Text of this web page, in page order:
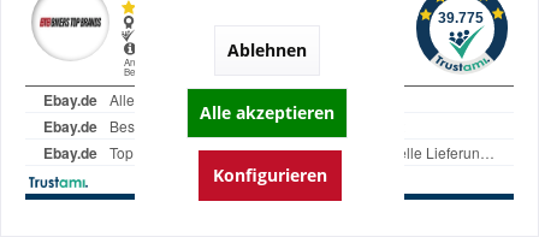
Ablehnen
Alle akzeptieren
Konfigurieren